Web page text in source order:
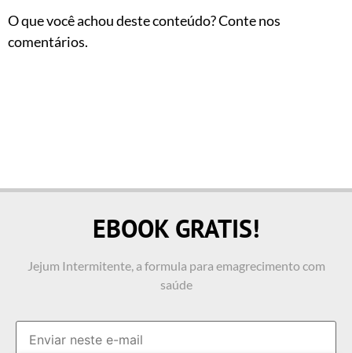
O que você achou deste conteúdo? Conte nos
comentários.
EBOOK GRATIS!
Jejum Intermitente, a formula para emagrecimento com
saúde